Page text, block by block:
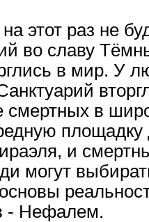
этот раз не
во славу
в мир. У
смертных в
и
могут
- Нефалем.